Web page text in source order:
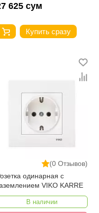
625 сум
Купить сразу
(0 Отзывов)
одинарная с
VIKO KARRE
В наличии